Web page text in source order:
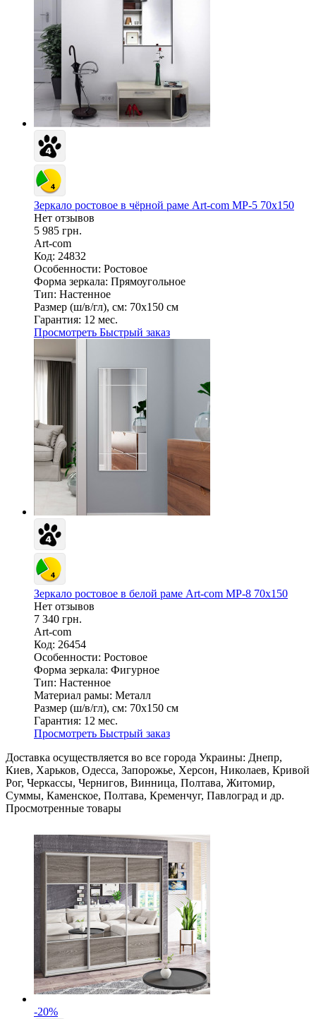
Зеркало ростовое в чёрной раме Art-com МР-5 70х150
Нет отзывов
5 985 грн.
Art-com
Код: 24832
Особенности: Ростовое
Форма зеркала: Прямоугольное
Тип: Настенное
Размер (ш/в/гл), см: 70х150 см
Гарантия: 12 мес.
Просмотреть Быстрый заказ
Зеркало ростовое в белой раме Art-com МР-8 70х150
Нет отзывов
7 340 грн.
Art-com
Код: 26454
Особенности: Ростовое
Форма зеркала: Фигурное
Тип: Настенное
Материал рамы: Металл
Размер (ш/в/гл), см: 70х150 см
Гарантия: 12 мес.
Просмотреть Быстрый заказ
Доставка осуществляется во все города Украины: Днепр,
Киев, Харьков, Одесса, Запорожье, Херсон, Николаев, Кривой
Рог, Черкассы, Чернигов, Винница, Полтава, Житомир,
Суммы, Каменское, Полтава, Кременчуг, Павлоград и др.
Просмотренные товары
-20%